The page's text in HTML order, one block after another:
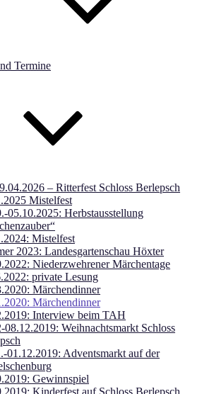
Termine
– Ritterfest Schloss Berlepsch
Mistelfest
05.10.2025: Herbstausstellung
Mistelfest
2023: Landesgartenschau Höxter
Niederzwehrener Märchentage
private Lesung
Märchendinner
Märchendinner
Interview beim TAH
08.12.2019: Weihnachtsmarkt Schloss
01.12.2019: Adventsmarkt auf der
Gewinnspiel
Kinderfest auf Schloss Berlepsch